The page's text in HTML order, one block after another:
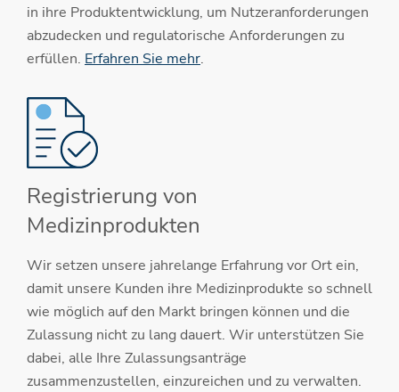
in ihre Produktentwicklung, um Nutzeranforderungen
abzudecken und regulatorische Anforderungen zu
erfüllen. Erfahren Sie mehr.
Registrierung von
Medizinprodukten
Wir setzen unsere jahrelange Erfahrung vor Ort ein,
damit unsere Kunden ihre Medizinprodukte so schnell
wie möglich auf den Markt bringen können und die
Zulassung nicht zu lang dauert. Wir unterstützen Sie
dabei, alle Ihre Zulassungsanträge
zusammenzustellen, einzureichen und zu verwalten.